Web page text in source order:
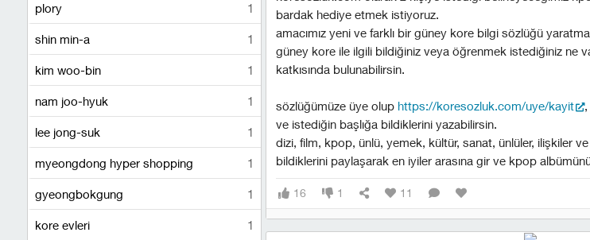
plory 1
shin min-a 1
kim woo-bin 1
nam joo-hyuk 1
lee jong-suk 1
myeongdong hyper shopping 1
gyeongbokgung 1
kore evleri 1
bardak hediye etmek istiyoruz.
amacımız yeni ve farklı bir güney kore bilgi sözlüğü
güney kore ile ilgili bildiğiniz veya öğrenmek istediğiniz ne
katkısında bulunabilirsin.
sözlüğümüze üye olup https://koresozluk.com/uye/kayit
,
ve istediğin başlığa bildiklerini yazabilirsin.
dizi, film, kpop, ünlü, yemek, kültür, sanat, ünlüler, ilişkiler
bildiklerini paylaşarak en iyiler arasına gir ve kpop
16 1 11